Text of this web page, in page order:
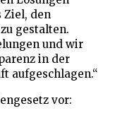
Ziel, den
gestalten.
und wir
in der
aufgeschlagen.“
vor: